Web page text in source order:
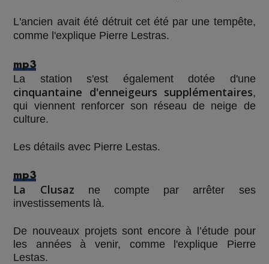
L'ancien avait été détruit cet été par une tempête,
comme l'explique Pierre Lestras.
mp3
La station s'est également dotée d'une
cinquantaine d'enneigeurs supplémentaires,
qui viennent renforcer son réseau de neige de
culture.
Les détails avec Pierre Lestas.
mp3
La Clusaz ne compte par arrêter ses
investissements là.
De nouveaux projets sont encore à l’étude pour
les années à venir, comme l'explique Pierre
Lestas.